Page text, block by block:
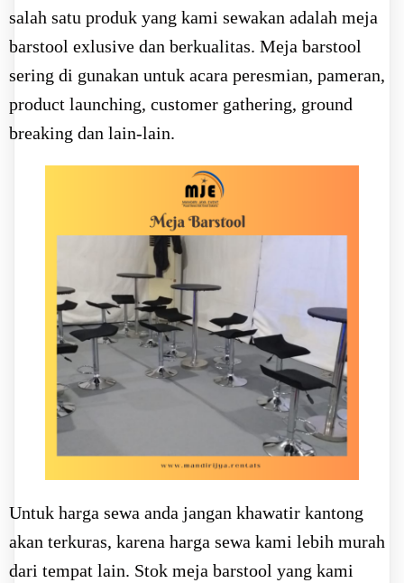
salah satu produk yang kami sewakan adalah meja
barstool exlusive dan berkualitas. Meja barstool
sering di gunakan untuk acara peresmian, pameran,
product launching, customer gathering, ground
breaking dan lain-lain.
Untuk harga sewa anda jangan khawatir kantong
akan terkuras, karena harga sewa kami lebih murah
dari tempat lain. Stok meja barstool yang kami